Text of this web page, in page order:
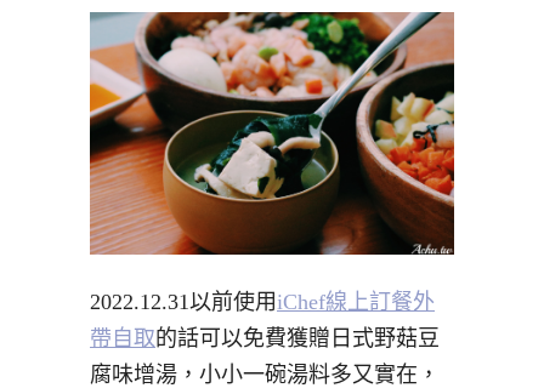
2022.12.31以前使用 iChef線上訂餐外
帶自取的話可以免費獲贈日式野菇豆
腐味增湯，小小一碗湯料多又實在，